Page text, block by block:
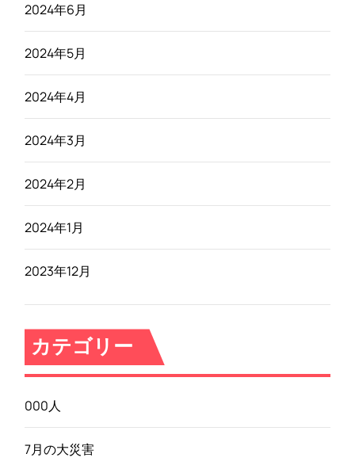
2024年6月
2024年5月
2024年4月
2024年3月
2024年2月
2024年1月
2023年12月
カテゴリー
000人
7月の大災害